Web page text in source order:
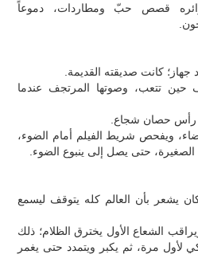
قصص حبّ ومطاردات، دموعاً
جهاز؛ كانت صديقته القديمة.
حين تتعب، وصوتها المرتجف عندما
رأس حصان شجاع.
ويفحص شريط الفيلم أمام الضوء،
حتى يصل إلى ينبوع الضوء.
يشعر بأن العالم كله يتوقف ليسمع
الشعاع الأول يخترق الظلام؛ ذلك
لأول مرة، ثم يكبر ويتمدد حتى يغمر